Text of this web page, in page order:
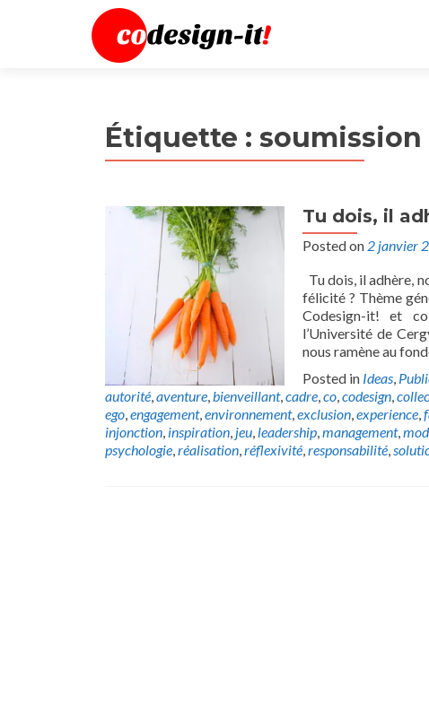
Étiquette : soumission
Tu dois, il
Posted on 2 janvier
Tu dois, il adhère,
félicité ? Thème
Codesign-it! et
l’Université de
nous ramène au
Posted in Ideas,
autorité,aventure,bienveillant,cadre,co,codesign,
ego,engagement,environnement,exclusion,experience,
injonction, inspiration, jeu, leadership,management,
psychologie,réalisation,réflexivité,responsabilité,